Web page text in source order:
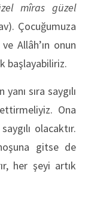
mîras güzel
Çocuğumuza
Allâh’ın onun
başlayabiliriz.
sıra saygılı
Ona
olacaktır.
gitse de
her şeyi artık